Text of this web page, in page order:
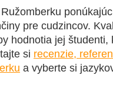
pre cudzincov.
hodnotia jej študenti,
si recenzie,
a vyberte si